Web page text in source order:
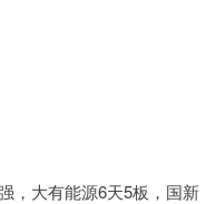
，大有能源6天5板，国新